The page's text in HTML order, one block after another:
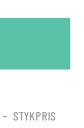
– STYKPRIS